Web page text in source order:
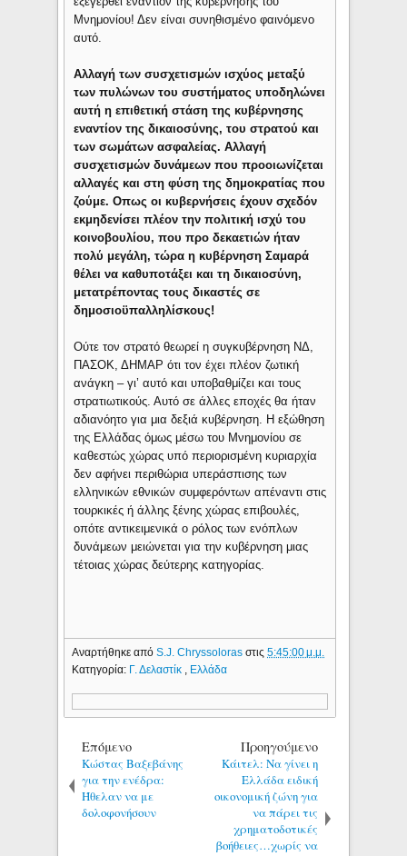
Μνημονίου! Δεν είναι συνηθισμένο φαινόμενο
αυτό.
Αλλαγή των συσχετισμών ισχύος μεταξύ
των πυλώνων του συστήματος υποδηλώνει
αυτή η επιθετική στάση της κυβέρνησης
εναντίον της δικαιοσύνης, του στρατού και
των σωμάτων ασφαλείας. Αλλαγή
συσχετισμών δυνάμεων που προοιωνίζεται
αλλαγές και στη φύση της δημοκρατίας που
ζούμε. Οπως οι κυβερνήσεις έχουν σχεδόν
εκμηδενίσει πλέον την πολιτική ισχύ του
κοινοβουλίου, που προ δεκαετιών ήταν
πολύ μεγάλη, τώρα η κυβέρνηση Σαμαρά
θέλει να καθυποτάξει και τη δικαιοσύνη,
μετατρέποντας τους δικαστές σε
δημοσιοϋπαλληλίσκους!
Ούτε τον στρατό θεωρεί η συγκυβέρνηση ΝΔ,
ΠΑΣΟΚ, ΔΗΜΑΡ ότι τον έχει πλέον ζωτική
ανάγκη – γι’ αυτό και υποβαθμίζει και τους
στρατιωτικούς. Αυτό σε άλλες εποχές θα ήταν
αδιανόητο για μια δεξιά κυβέρνηση. Η εξώθηση
της Ελλάδας όμως μέσω του Μνημονίου σε
καθεστώς χώρας υπό περιορισμένη κυριαρχία
δεν αφήνει περιθώρια υπεράσπισης των
ελληνικών εθνικών συμφερόντων απέναντι στις
τουρκικές ή άλλης ξένης χώρας επιβουλές,
οπότε αντικειμενικά ο ρόλος των ενόπλων
δυνάμεων μειώνεται για την κυβέρνηση μιας
τέτοιας χώρας δεύτερης κατηγορίας.
Αναρτήθηκε απόS.J. Chryssolorasστις5:45:00 μ.μ.
Κατηγορία: Γ. Δελαστίκ Ελλάδα
Επόμενο
Κώστας Βαξεβάνης
για την ενέδρα:
Ήθελαν να με
δολοφονήσουν
Προηγούμενο
Κάιτελ: Να γίνει η
Ελλάδα ειδική
οικονομική ζώνη για
να πάρει τις
χρηματοδοτικές
βοήθειες…χωρίς να